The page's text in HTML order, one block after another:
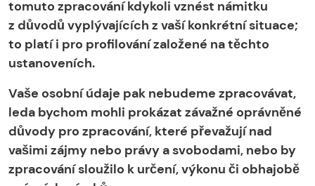
tomuto zpracování kdykoli vznést námitku
z důvodů vyplývajících z vaší konkrétní situace;
to platí i pro profilování založené na těchto
ustanoveních.
Vaše osobní údaje pak nebudeme zpracovávat,
leda bychom mohli prokázat závažné oprávněné
důvody pro zpracování, které převažují nad
vašimi zájmy nebo právy a svobodami, nebo by
zpracování sloužilo k určení, výkonu či obhajobě